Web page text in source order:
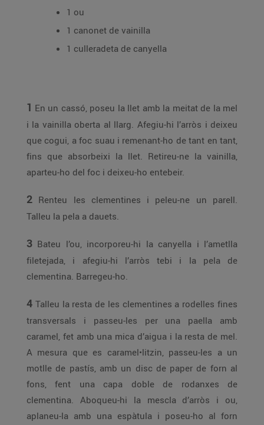
1 ou
1 canonet de vainilla
1 culleradeta de canyella
1 En un cassó, poseu la llet amb la meitat de la mel
i la vainilla oberta al llarg. Afegiu-hi l’arròs i deixeu
que cogui, a foc suau i remenant-ho de tant en tant,
fins que absorbeixi la llet. Retireu-ne la vainilla,
aparteu-ho del foc i deixeu-ho entebeir.
2 Renteu les clementines i peleu-ne un parell.
Talleu la pela a dauets.
3 Bateu l’ou, incorporeu-hi la canyella i l’ametlla
filetejada, i afegiu-hi l’arròs tebi i la pela de
clementina. Barregeu-ho.
4 Talleu la resta de les clementines a rodelles fines
transversals i passeu-les per una paella amb
caramel, fet amb una mica d’aigua i la resta de mel.
A mesura que es caramel•litzin, passeu-les a un
motlle de pastís, amb un disc de paper de forn al
fons, fent una capa doble de rodanxes de
clementina. Aboqueu-hi la mescla d’arròs i ou,
aplaneu-la amb una espàtula i poseu-ho al forn